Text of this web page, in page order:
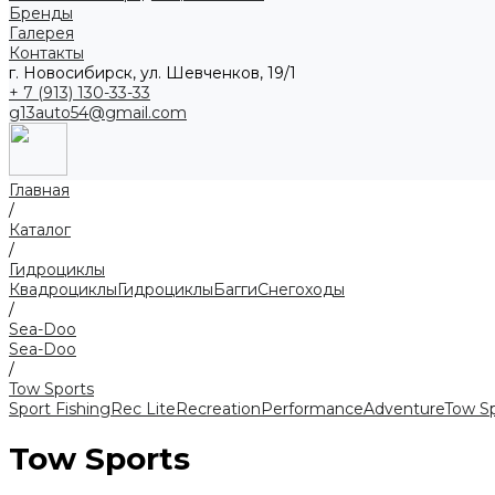
Бренды
Галерея
Контакты
г. Новосибирск, ул. Шевченков, 19/1
+ 7 (913) 130-33-33
g13auto54@gmail.com
Главная
/
Каталог
/
Гидроциклы
КвадроциклыГидроциклыБаггиСнегоходы
/
Sea-Doo
Sea-Doo
/
Tow Sports
Sport FishingRec LiteRecreationPerformanceAdventureTow
Tow Sports